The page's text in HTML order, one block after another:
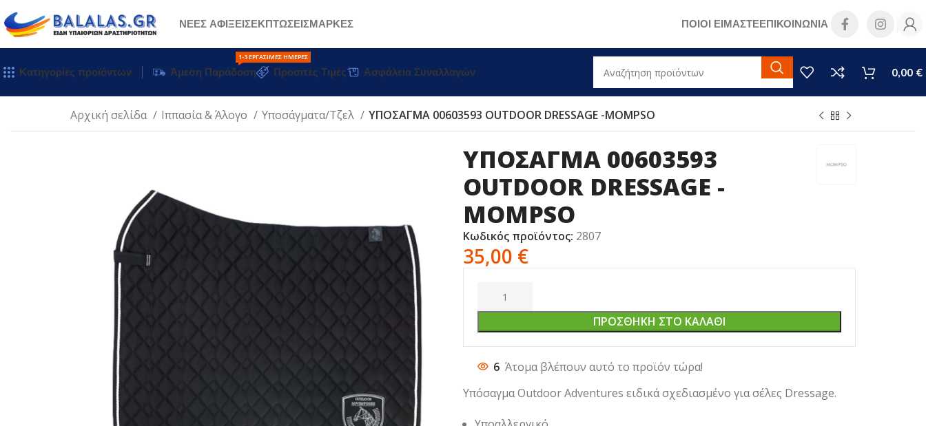
ΝΕΕΣ ΑΦΙΞΕΙΣΕΚΠΤΩΣΕΙΣΜΑΡΚΕΣ ΠΟΙΟΙ ΕΙΜΑΣΤΕΕΠΙΚΟΙΝΩΝΙΑ
Κατηγορίες προϊόντων Άμεση Παράδοση
1-3 ΕΡΓΆΣΙΜΕΣ ΗΜΈΡΕΣ
Προσιτές Τιμές Ασφάλεια Συναλλαγών 0,00 €
Αρχική σελίδα Ιππασία & Άλογο Υποσάγματα/Tζελ ΥΠΟΣΑΓΜΑ 00603593 OUTDOOR DRESSAGE -MOMPSO
ΥΠΟΣΑΓΜΑ 00603593
OUTDOOR DRESSAGE -
MOMPSO
Κωδικός προϊόντος: 2807
35,00 €
ΠΡΟΣΘΉΚΗ ΣΤΟ ΚΑΛΆΘΙ
6 Άτομα βλέπουν αυτό το προϊόν τώρα!
Υπόσαγμα Outdoor Adventures ειδικά σχεδιασμένο για σέλες Dressage.